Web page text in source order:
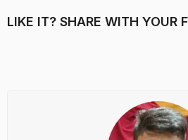
LIKE IT? SHARE WITH YOUR